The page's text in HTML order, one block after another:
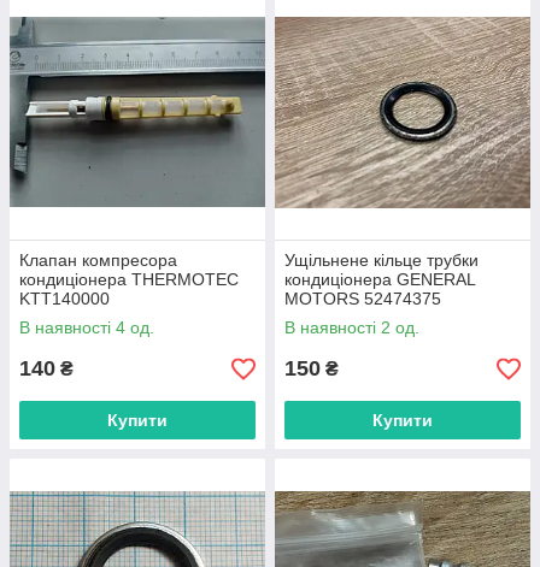
Клапан компресора
кондиціонера THERMOTEC
KTT140000
В наявності 4 од.
140 ₴
Купити
Ущільнене кільце трубки
кондиціонера GENERAL
MOTORS 52474375
CHEVROLET
В наявності 2 од.
150 ₴
Купити